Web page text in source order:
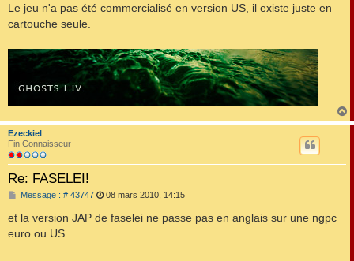
Le jeu n'a pas été commercialisé en version US, il existe juste en
cartouche seule.
a
Ezeckiel
Fin Connaisseur
Re: FASELEI!
Message : # 43747M
s
08 mars 2010, 14:15
et la version JAP de faselei ne passe pas en anglais sur une ngpc
euro ou US